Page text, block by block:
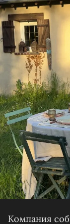
Компания